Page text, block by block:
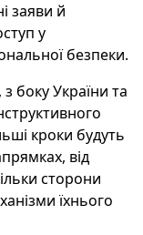
заяви й
у
безпеки.
боку України та
кроки будуть
від
сторони
їхнього